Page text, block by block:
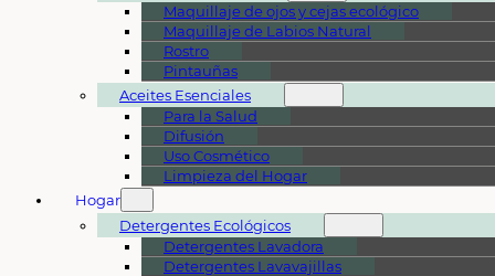
Maquillaje de ojos y cejas ecológico
Maquillaje de Labios Natural
Rostro
Pintauñas
Aceites Esenciales
Para la Salud
Difusión
Uso Cosmético
Limpieza del Hogar
Hogar
Detergentes Ecológicos
Detergentes Lavadora
Detergentes Lavavajillas